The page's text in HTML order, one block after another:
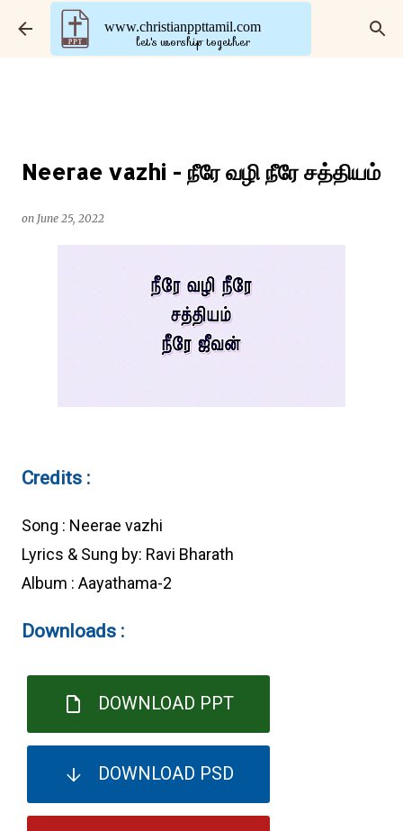
Skip to main content
www.christianppttamil.com
let's worship together
Neerae vazhi - நீரே வழி நீரே சத்தியம்
on June 25, 2022
Credits :
Song : Neerae vazhi
Lyrics & Sung by: Ravi Bharath
Album : Aayathama-2
Downloads :
DOWNLOAD PPT
DOWNLOAD PSD